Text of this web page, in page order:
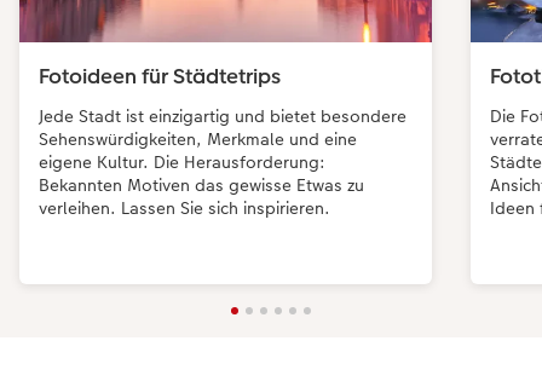
Fotoideen für Städtetrips
Jede Stadt ist einzigartig und bietet besondere
Sehenswürdigkeiten, Merkmale und eine
eigene Kultur. Die Herausforderung:
Bekannten Motiven das gewisse Etwas zu
verleihen. Lassen Sie sich inspirieren.
Die
Ideen